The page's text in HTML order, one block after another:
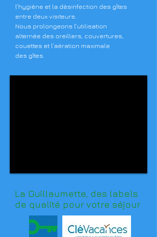
l’hygiène et la désinfection des gîtes
entre deux visiteurs.
Nous prolongeons l’utilisation
alternée des oreillers, couvertures,
couettes et l’aération maximale
des gîtes.
La Guillaumette, des labels
de qualité pour votre séjour